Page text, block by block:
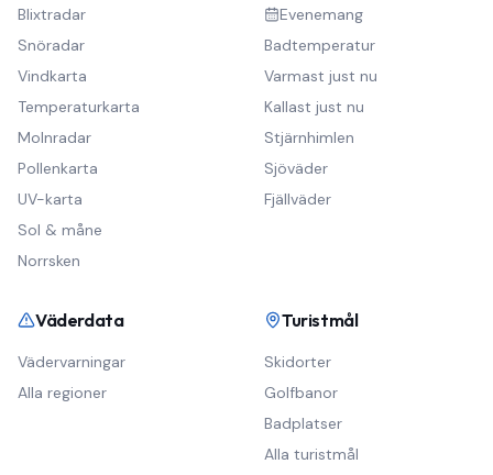
Blixtradar
Snöradar
Vindkarta
Temperaturkarta
Molnradar
Pollenkarta
UV-karta
Sol & måne
Norrsken
Evenemang
Badtemperatur
Varmast just nu
Kallast just nu
Stjärnhimlen
Sjöväder
Fjällväder
Väderdata
Vädervarningar
Alla regioner
Turistmål
Skidorter
Golfbanor
Badplatser
Alla turistmål